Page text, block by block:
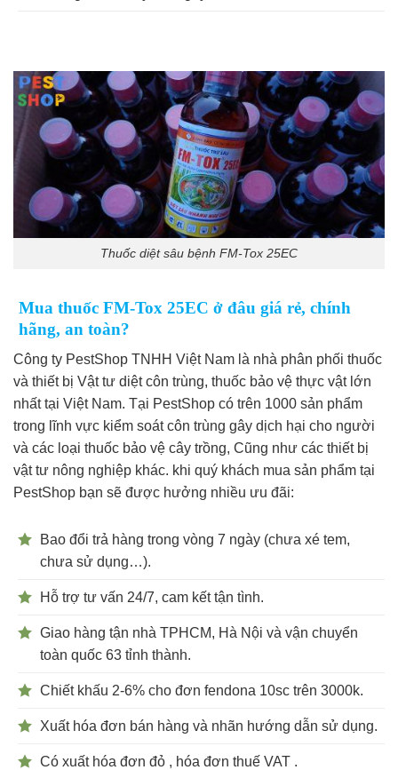
Thuốc diệt sâu bệnh FM-Tox 25EC
Mua thuốc FM-Tox 25EC ở đâu giá rẻ, chính
hãng, an toàn?
Công ty PestShop TNHH Việt Nam là nhà phân phối thuốc
và thiết bị Vật tư diệt côn trùng, thuốc bảo vệ thực vật lớn
nhất tại Việt Nam. Tại PestShop có trên 1000 sản phẩm
trong lĩnh vực kiểm soát côn trùng gây dịch hại cho người
và các loại thuốc bảo vệ cây trồng, Cũng như các thiết bị
vật tư nông nghiệp khác. khi quý khách mua sản phẩm tại
PestShop bạn sẽ được hưởng nhiều ưu đãi:
Bao đổi trả hàng trong vòng 7 ngày (chưa xé tem,
chưa sử dụng…).
Hỗ trợ tư vấn 24/7, cam kết tận tình.
Giao hàng tận nhà TPHCM, Hà Nội và vận chuyển
toàn quốc 63 tỉnh thành.
Chiết khấu 2-6% cho đơn fendona 10sc trên 3000k.
Xuất hóa đơn bán hàng và nhãn hướng dẫn sử dụng.
Có xuất hóa đơn đỏ , hóa đơn thuế VAT .